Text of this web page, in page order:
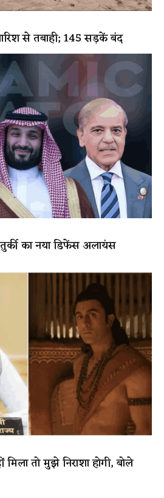
से तबाही; 145 सड़कें बंद
का नया डिफेंस अलायंस
तो मुझे निराशा होगी, बोले